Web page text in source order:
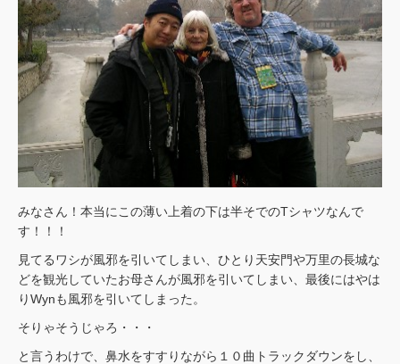
みなさん！本当にこの薄い上着の下は半そでのTシャツなんで
す！！！
見てるワシが風邪を引いてしまい、ひとり天安門や万里の長城な
どを観光していたお母さんが風邪を引いてしまい、最後にはやは
りWynも風邪を引いてしまった。
そりゃそうじゃろ・・・
と言うわけで、鼻水をすすりながら１０曲トラックダウンをし、